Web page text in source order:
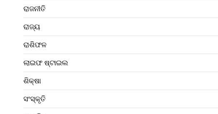
ରାଜନୀତି
ରାଜ୍ୟ
ରାଶିଫଳ
ଲାଇଫ ଷ୍ଟାଇଲ
ଶିକ୍ଷା
ସଂସ୍କୃତି